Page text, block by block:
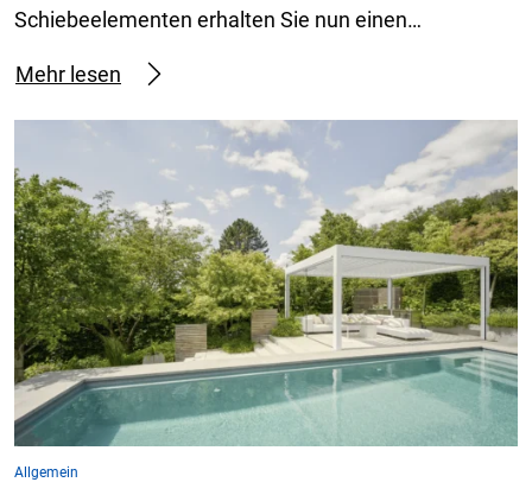
Schiebeelementen erhalten Sie nun einen…
Mehr lesen
Allgemein